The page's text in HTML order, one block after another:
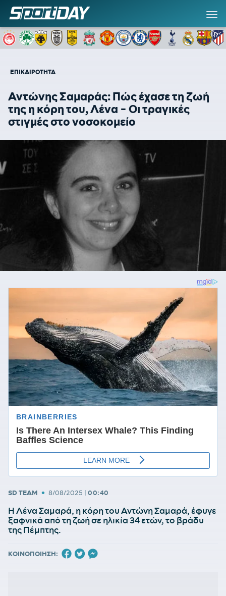
ΕΠΙΚΑΙΡΟΤΗΤΑ
Αντώνης Σαμαράς: Πώς έχασε τη ζωή
της η κόρη του, Λένα - Οι τραγικές
στιγμές στο νοσοκομείο
SD TEAM • 8/08/2025 | 00:40
Η Λένα Σαμαρά, η κόρη του Αντώνη Σαμαρά, έφυγε
ξαφνικά από τη ζωή σε ηλικία 34 ετών, το βράδυ
της Πέμπτης.
ΚΟΙΝΟΠΟΙΗΣΗ: